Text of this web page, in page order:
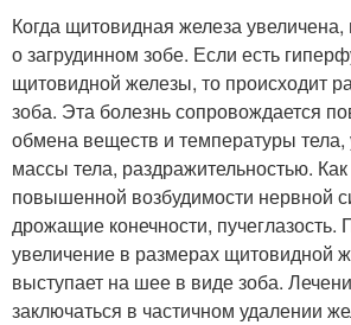
Когда щитовидная железа увеличена,
о загрудинном зобе. Если есть
щитовидной железы, то происходит
зоба. Эта болезнь сопровождается
обмена веществ и температуры
массы тела, раздражительностью. Как
повышенной возбудимости нервной
дрожащие конечности, пучеглазость.
увеличение в размерах щитовидной
выступает на шее в виде зоба.
заключаться в частичном удалении